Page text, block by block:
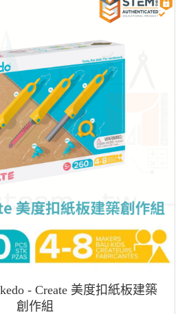
- Create 美度扣紙板建築
創作組